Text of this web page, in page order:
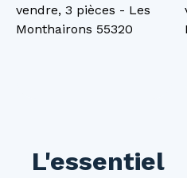
L'essentiel